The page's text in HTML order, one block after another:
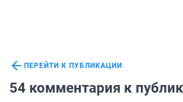
ПЕРЕЙТИ К ПУБЛИКАЦИИ
54 комментария к